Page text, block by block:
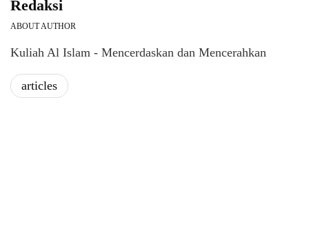
Redaksi
ABOUT AUTHOR
Kuliah Al Islam - Mencerdaskan dan Mencerahkan
articles